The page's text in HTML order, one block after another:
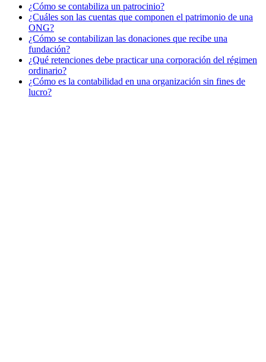
¿Cómo se contabiliza un patrocinio?
¿Cuáles son las cuentas que componen el patrimonio de una
ONG?
¿Cómo se contabilizan las donaciones que recibe una
fundación?
¿Qué retenciones debe practicar una corporación del régimen
ordinario?
¿Cómo es la contabilidad en una organización sin fines de
lucro?